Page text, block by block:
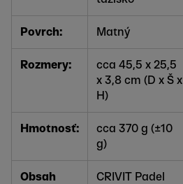
Povrch: Matný
Rozmery:
cca 45,5 x 25,5
x 3,8 cm (D x Š x
H)
Hmotnosť:
cca 370 g (±10
g)
Obsah
CRIVIT Padel